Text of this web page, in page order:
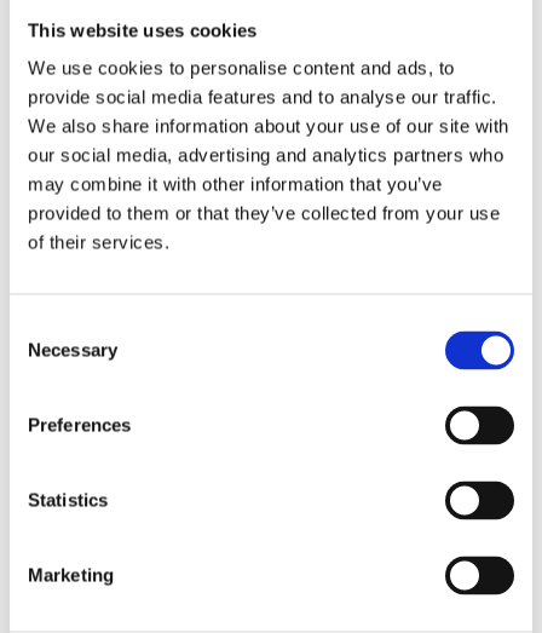
This website uses cookies
We use cookies to personalise content and ads, to
provide social media features and to analyse our traffic.
We also share information about your use of our site with
our social media, advertising and analytics partners who
may combine it with other information that you’ve
provided to them or that they’ve collected from your use
of their services.
Selection
Necessary
Preferences
Statistics
Marketing
Vorratsbehälter
Rundfiltergeräte
Mischrohr für Vorratsbehälter Rundfiltergeräte.
Informationen anfordern
Produkt anzeigen
Produkt anzeigen